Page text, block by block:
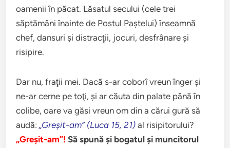
oamenii în păcat. Lăsatul secului (cele trei
săptămâni înainte de Postul Paştelui) înseamnă
chef, dansuri şi distracţii, jocuri, desfrânare şi
risipire.
Dar nu, fraţii mei. Dacă s-ar coborî vreun înger şi
ne-ar cerne pe toţi, şi ar căuta din palate până în
colibe, oare va găsi vreun om din a cărui gură să
audă:„Greşit-am” (Luca 15, 21) al risipitorului?
„Greşit-am”! Să spună şi bogatul şi muncitorul